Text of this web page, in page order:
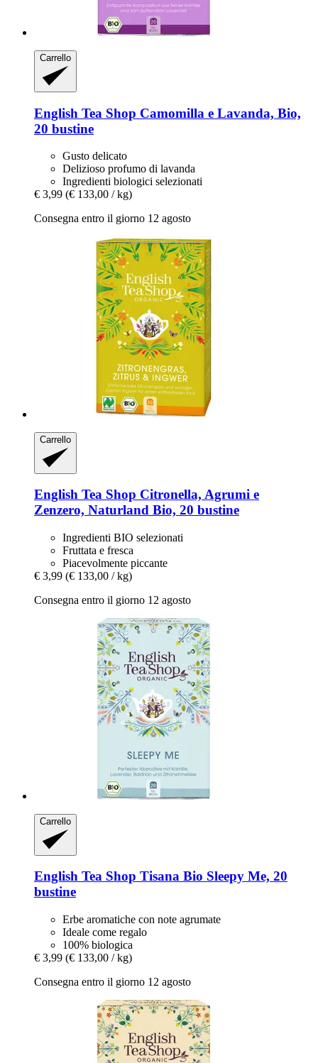
Carrello
English Tea Shop Camomilla e Lavanda, Bio,
20 bustine
Gusto delicato
Delizioso profumo di lavanda
Ingredienti biologici selezionati
€ 3,99 (€ 133,00 / kg)
Consegna entro il giorno 12 agosto
Carrello
English Tea Shop Citronella, Agrumi e
Zenzero, Naturland Bio, 20 bustine
Ingredienti BIO selezionati
Fruttata e fresca
Piacevolmente piccante
€ 3,99 (€ 133,00 / kg)
Consegna entro il giorno 12 agosto
Carrello
English Tea Shop Tisana Bio Sleepy Me, 20
bustine
Erbe aromatiche con note agrumate
Ideale come regalo
100% biologica
€ 3,99 (€ 133,00 / kg)
Consegna entro il giorno 12 agosto